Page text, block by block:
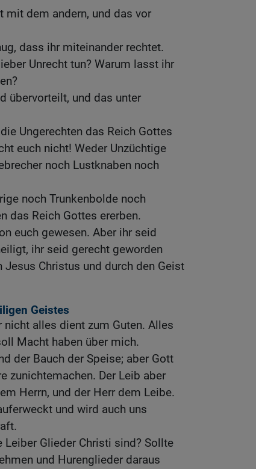
mit dem andern, und das vor
dass ihr miteinander rechtet.
Unrecht tun? Warum lasst ihr
übervorteilt, und das unter
Ungerechten das Reich Gottes
euch nicht! Weder Unzüchtige
noch Lustknaben noch
noch Trunkenbolde noch
das Reich Gottes ererben.
euch gewesen. Aber ihr seid
ihr seid gerecht geworden
Jesus Christus und durch den Geist
Geistes
alles dient zum Guten. Alles
Macht haben über mich.
der Bauch der Speise; aber Gott
zunichtemachen. Der Leib aber
Herrn, und der Herr dem Leibe.
und wird auch uns
Glieder Christi sind? Sollte
und Hurenglieder daraus